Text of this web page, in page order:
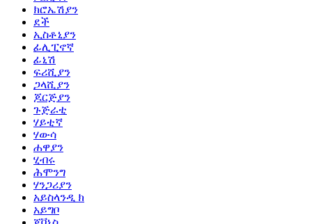
ክሮኤሽያን
ደች
ኢስቶኒያን
ፊሊፒኖኛ
ፊኒሽ
ፍሪሺያን
ጋላሺያን
ጆርጅያን
ጉጅራቲ
ሃይቲኛ
ሃውሳ
ሐዋያን
ሂብሩ
ሕሞንግ
ሃንጋሪያን
አይስላንዲ ክ
አይግቦ